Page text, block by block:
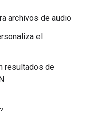
archivos de audio
el
resultados de